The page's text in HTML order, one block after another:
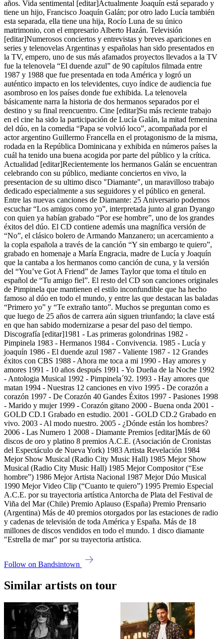
años. Vida sentimental [editar]Actualmente Joaquín está separado y
tiene un hijo, Francisco Joaquín Galán; por otro lado Lucía también
esta separada, ella tiene una hija, Rocío Luna de su único
matrimonio, con el empresario Alberto Hazán. Televisión
[editar]Numerosos conciertos y entrevistas y breves apariciones en
series y telenovelas Argentinas y españolas han sido presentados en
la TV, empero, uno de sus más afamados proyectos llevados a la TV
fue la telenovela “El duende azul” de 90 capítulos filmada entre
1987 y 1988 que fue presentada en toda América y logró un
auténtico impacto en los televidentes, cuyo índice de audiencia fue
asombroso en los países donde fue exhibida. La telenovela
básicamente narra la historia de dos hermanos separados por el
destino y su final reencuentro. Cine [editar]Su más reciente trabajo
en el cine ha sido la participación de Lucía Galán, la mitad femenina
del dúo, en la comedia “Papa se volvió loco”, acompañada por el
actor argentino Guillermo Francella en el protagonismo de la misma,
rodada en la República Dominicana y exhibida en números países la
cuál ha tenido una buena acogida por parte del público y la crítica.
Actualidad [editar]Recientemente los hermanos Galán se encuentran
celebrando con su público, mediante conciertos en vivo, la
presentacion de su ultimo disco "Diamante", un maravilloso trabajo
dedicado especialmente a sus seguidores y el público en general.
Entre las nuevas canciones de Diamante: 25 Aniversario podemos
escuchar “Los amigos como yo”, interpretada junto al gran Dyango
con quien ya habían grabado “Por ese hombre”, uno de los grandes
éxitos del dúo. El CD contiene además una magnífica versión de
“No”, el clásico bolero de Armando Manzanero; un acercamiento a
la copla española a través de la canción “Y sin embargo te quiero”,
grabado en homenaje a María Engracia, madre de Lucía y Joaquín
que la cantaba a los hermanos como canción de cuna, y la versión
del “You’ve Got A Friend” de James Taylor que toma el título en
español de “Tu amigo fiel”. El resto del CD son canciones originales
de Pimpinela que mantienen el estilo inconfundible que ha hecho
famoso al dúo en todo el mundo, y entre las que destacan las baladas
“Primero yo” y “Te extraño tanto”. Muchos se preguntan como es
que luego de 25 años de carrera aún siguen triunfando; la clave está
en que han sabido modernizarse a pesar del paso del tiempo.
Discografía [editar]1981 - Las primeras golondrinas 1982 -
Pimpinela 1983 - Hermanos 1984 - Convivencia. 1985 - Lucía y
joaquín 1986 - El duende azul 1987 - Valiente 1987 - 12 Grandes
éxitos con CBS 1988 - Ahora me toca a mi 1990 - Hay amores y
amores 1991 - 10 años después 1991 - Yo Dueña de la Noche 1992
- Antologia Musical 1992 - Pimpinela´92. 1993 - Hay amores que
matan 1994 - Nuestras 12 canciones en vivo 1995 - De corazón a
corazón 1997 - De Corazón 40 Gandes Éxitos 1997 - Pasiones 1998
- Marido y mujer 1999 - Corazón gitano 2000 - Buena onda 2001 -
GOLD CD.1 Grabado en estudio. 2001 - GOLD CD.2 Grabado en
vivo. 2003 - Al modo nuestro. 2005 - ¿Dónde están los hombres?
2006 - Las Numero 1 2008 - Diamante Premios [editar]Más de 60
discos de oro y platino 8 premios A.C.E. (Asociación de Cronistas
del Espectáculo de Nueva York) 1983 Artista Revelación 1984
Mejor Show Musical (Radio City Music Hall) 1985 Mejor Show
Musical (Radio City Music Hall) 1985 Mejor Compositor (“Ese
hombre”) 1986 Mejor Artista Nacional 1987 Mejor Dúo Musical
1990 Mejor Video Clip (“Cuanto te quiero”) 1995 Premio Especial
A.C.E. por su trayectoria artística Antorcha de Plata del Festival de
Viña del Mar (Chile) Premio Aplauso (España) Premio Prensario
(Argentina) Más de 40 premios otorgados por las estaciones de radio
y cadenas de televisión de toda América y España. Más de 18
millones de discos vendidos en todo el mundo. 1 disco diamante
"Estrella de mar" por su trayectoria artística.
Follow on Bandsintown
Similar artists on tour